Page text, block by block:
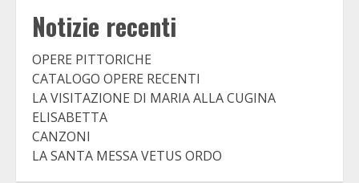
Notizie recenti
OPERE PITTORICHE
CATALOGO OPERE RECENTI
LA VISITAZIONE DI MARIA ALLA CUGINA
ELISABETTA
CANZONI
LA SANTA MESSA VETUS ORDO